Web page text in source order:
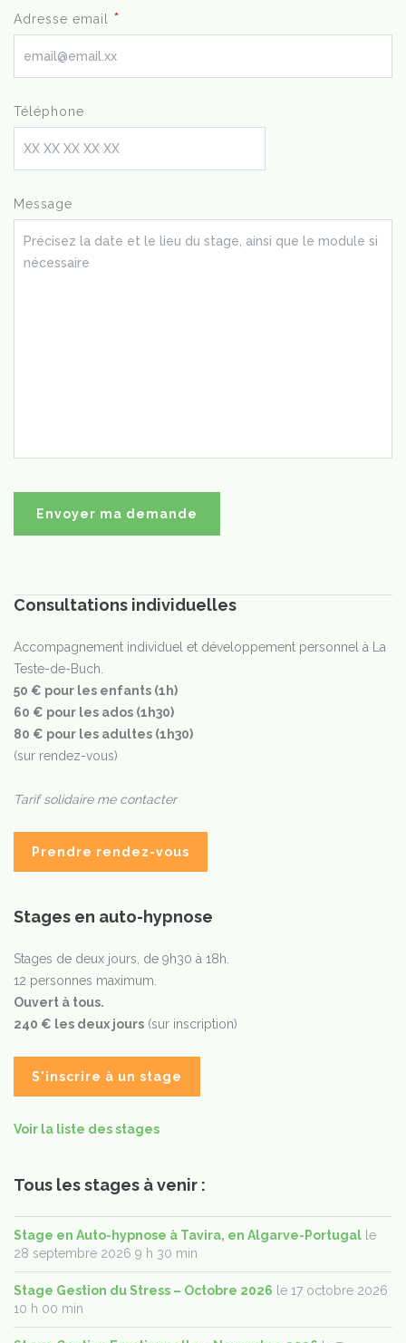
Adresse email *
Téléphone
Message
Consultations individuelles
Accompagnement individuel et développement personnel à La
Teste-de-Buch.
50 € pour les enfants (1h)
60 € pour les ados (1h30)
80 € pour les adultes (1h30)
(sur rendez-vous)
Tarif solidaire me contacter
Prendre rendez-vous
Stages en auto-hypnose
Stages de deux jours, de 9h30 à 18h.
12 personnes maximum.
Ouvert à tous.
240 € les deux jours (sur inscription)
S'inscrire à un stage
Voir la liste des stages
Tous les stages à venir :
Stage en Auto-hypnose à Tavira, en Algarve-Portugal le
28 septembre 2026 9 h 30 min
Stage Gestion du Stress – Octobre 2026 le 17 octobre 2026
10 h 00 min